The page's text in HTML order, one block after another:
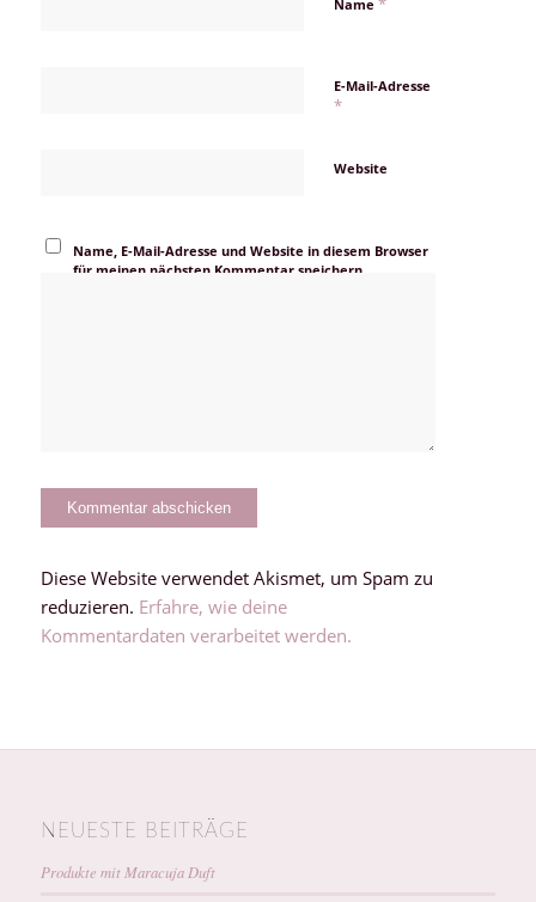
Name
E-Mail-Adresse
*
Website
Name, E-Mail-Adresse und Website in diesem Browser
für meinen nächsten Kommentar speichern.
Diese Website verwendet Akismet, um Spam zu
reduzieren. Erfahre, wie deine
Kommentardaten verarbeitet werden.
NEUESTE BEITRÄGE
Produkte mit Maracuja Duft